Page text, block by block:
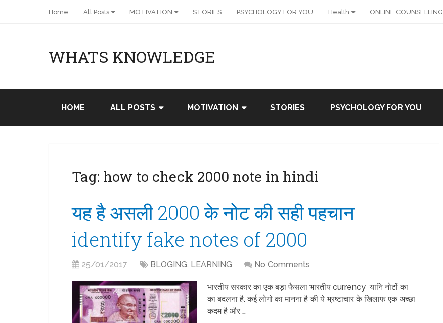
Home All Posts MOTIVATION STORIES PSYCHOLOGY FOR YOU Health ONLINE COUNSELLING
WHATS KNOWLEDGE
HOME ALL POSTS MOTIVATION STORIES PSYCHOLOGY FOR YOU
Tag: how to check 2000 note in hindi
यह है असली 2000 के नोट की सही पहचान
identify fake notes of 2000
25/01/2017 BLOGING, LEARNING No Comments
भारतीय सरकार का एक बड़ा फैसला भारतीय currency यानि नोटों का
का बदलना है. कई लोगो का मानना है की ये भ्रष्टाचार के खिलाफ एक अच्छा
कदम है और …